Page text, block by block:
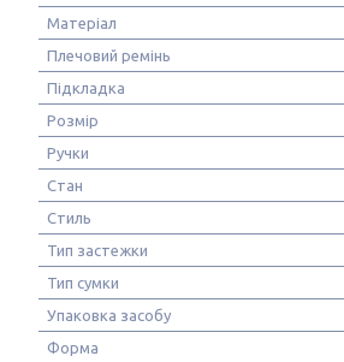
Матеріал
Плечовий ремінь
Підкладка
Розмір
Ручки
Стан
Стиль
Тип застежки
Тип сумки
Упаковка засобу
Форма